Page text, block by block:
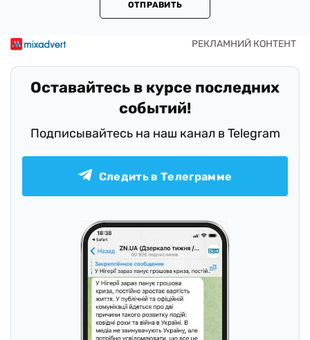
ОТПРАВИТЬ
Оставайтесь в курсе последних
событий!
Подписывайтесь на наш канал в Telegram
Следить в Телеграмме